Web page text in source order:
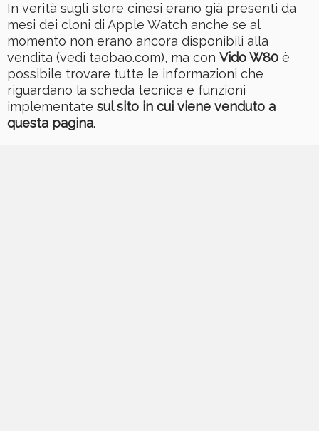
In verità sugli store cinesi erano già presenti da
mesi dei cloni di Apple Watch anche se al
momento non erano ancora disponibili alla
vendita (vedi taobao.com), ma con Vido W80 è
possibile trovare tutte le informazioni che
riguardano la scheda tecnica e funzioni
implementate sul sito in cui viene venduto a
questa pagina.